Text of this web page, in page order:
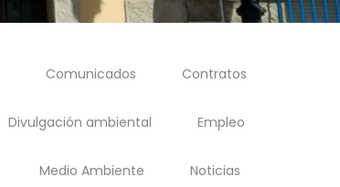
Comunicados Contratos
Divulgación ambiental Empleo
Medio Ambiente Noticias